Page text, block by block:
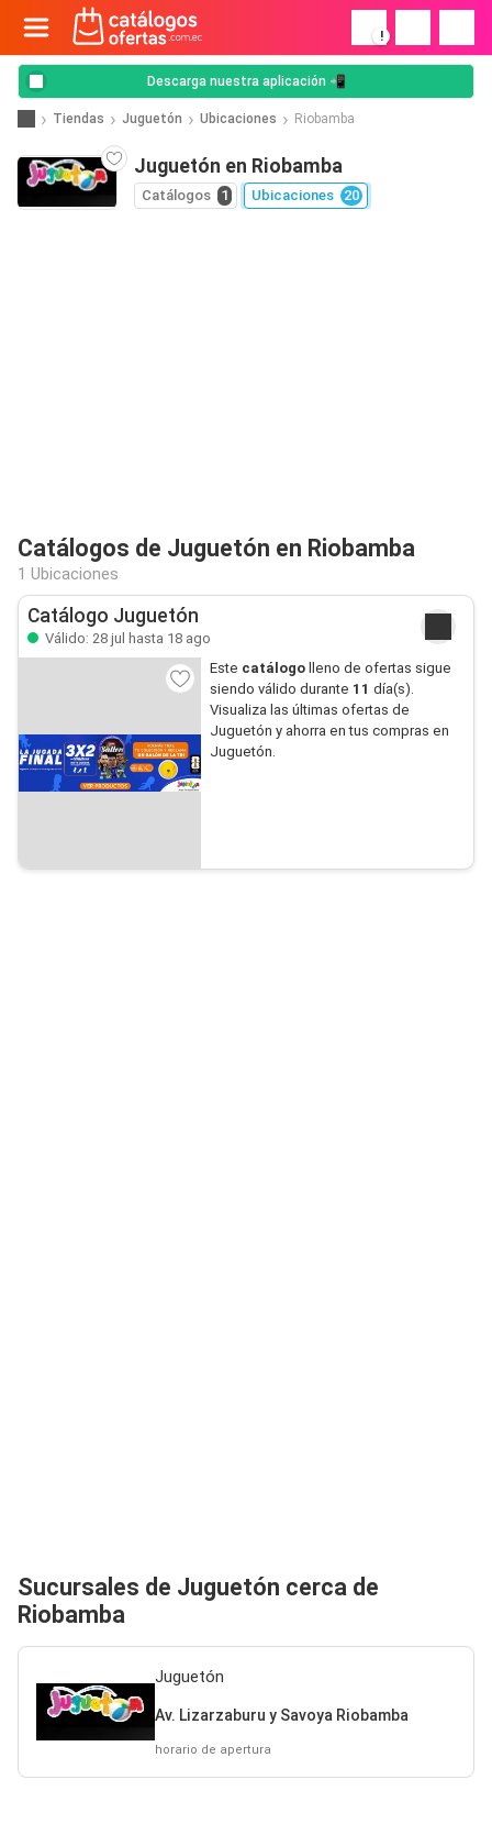
!
Descarga nuestra aplicación 📲
Tiendas Juguetón Ubicaciones Riobamba
Juguetón en Riobamba
Catálogos 1 Ubicaciones 20
Catálogos de Juguetón en Riobamba
1 Ubicaciones
Catálogo Juguetón
Válido: 28 jul hasta 18 ago
Este catálogo lleno de ofertas sigue
siendo válido durante 11 día(s).
Visualiza las últimas ofertas de
Juguetón y ahorra en tus compras en
Juguetón.
Sucursales de Juguetón cerca de
Riobamba
Juguetón
Av. Lizarzaburu y Savoya Riobamba
horario de apertura